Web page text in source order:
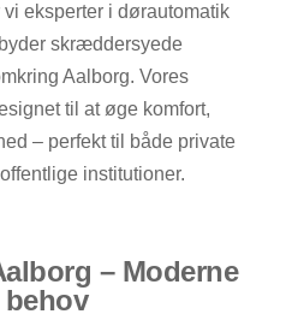
eksperter i dørautomatik
skræddersyede
Aalborg. Vores
til at øge komfort,
– perfekt til både private
institutioner.
– Moderne